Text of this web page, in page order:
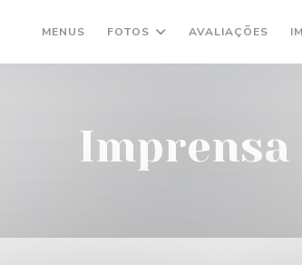
MENUS FOTOS AVALIAÇÕES
Imprensa